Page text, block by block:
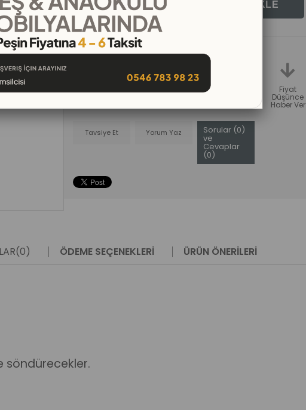
İstek Listeme Fiyat
Düşünce
Haber Ver
Tavsiye Et Yorum Yaz Sorular (0)
ve
Cevaplar
(0)
(0) ÖDEME SEÇENEKLERI ÜRÜN ÖNERILERI
söndürecekler.